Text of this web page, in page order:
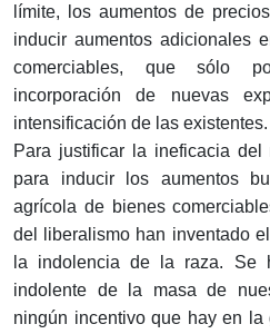
límite, los aumentos de
inducir aumentos adicionales
comerciables, que sólo
incorporación de nuevas
intensificación de las existentes.
Para justificar la ineficacia
para inducir los aumentos
agrícola de bienes
del liberalismo han inventado
la indolencia de la raza. Se
indolente de la masa de
ningún incentivo que hay en la